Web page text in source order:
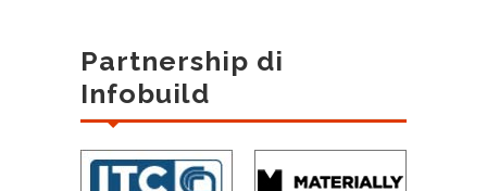
Partnership di
Infobuild